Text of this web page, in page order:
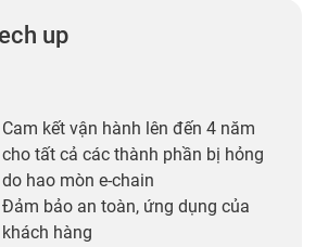
up
Cam kết vận hành lên đến 4 năm
cho tất cả các thành phần bị hỏng
do hao mòn e-chain
Đảm bảo an toàn, ứng dụng của
khách hàng